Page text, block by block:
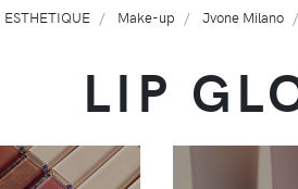
ESTHETIQUE Make-up Jvone Milano
LIP